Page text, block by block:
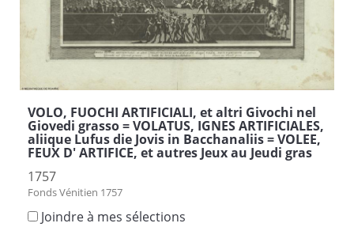
VOLO, FUOCHI ARTIFICIALI, et altri Givochi nel
Giovedi grasso = VOLATUS, IGNES ARTIFICIALES,
aliique Lufus die Jovis in Bacchanaliis = VOLEE,
FEUX D' ARTIFICE, et autres Jeux au Jeudi gras
1757
Fonds Vénitien 1757
Joindre à mes sélections